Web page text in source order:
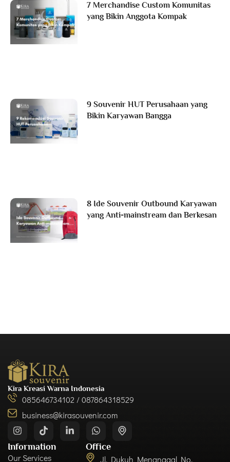
7 Merchandise Custom Komunitas
yang Bikin Anggota Kompak
9 Souvenir HUT Perusahaan yang
Bikin Karyawan Bangga
8 Ide Souvenir Outbound Karyawan
yang Anti-mainstream dan Berkesan
Kira Kreasi Warna Indonesia
085646734102 / 087864318529
business@kirasouvenir.com
Information
Our Services
Office
Jl. Dukuh Menanggal No.